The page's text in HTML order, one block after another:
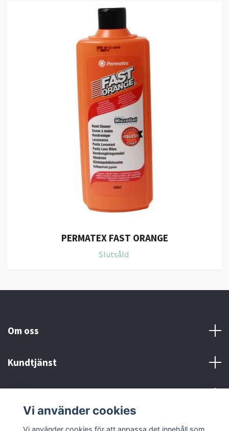
PERMATEX FAST ORANGE
Slutsåld
Om oss
Kundtjänst
Sociala medier
Vi använder cookies
Vi använder cookies för att anpassa det innehåll som